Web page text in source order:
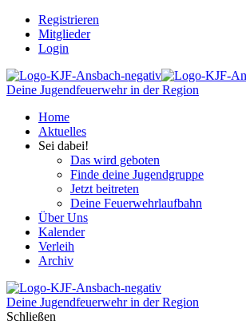
Registrieren
Mitglieder
Login
Deine Jugendfeuerwehr in der Region
Home
Aktuelles
Sei dabei!
Das wird geboten
Finde deine Jugendgruppe
Jetzt beitreten
Deine Feuerwehrlaufbahn
Über Uns
Kalender
Verleih
Archiv
Deine Jugendfeuerwehr in der Region
Schließen